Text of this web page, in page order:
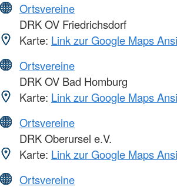
Ortsvereine
DRK OV Friedrichsdorf
Karte: Link zur Google Maps
Ortsvereine
DRK OV Bad Homburg
Karte: Link zur Google Maps
Ortsvereine
DRK Oberursel e.V.
Karte: Link zur Google Maps
Ortsvereine